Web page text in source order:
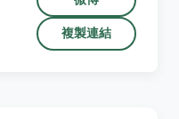
複製連結